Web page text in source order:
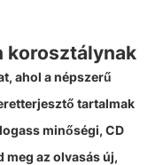
korosztálynak
ahol a népszerű
tartalmak
minőségi, CD
az olvasás új,